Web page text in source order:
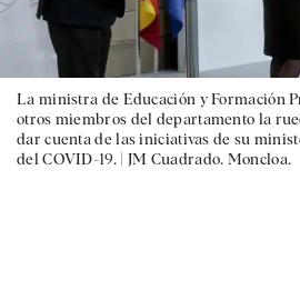
La ministra de Educación y Formación
otros miembros del departamento la
dar cuenta de las iniciativas de su
del COVID-19. | JM Cuadrado. Moncloa.